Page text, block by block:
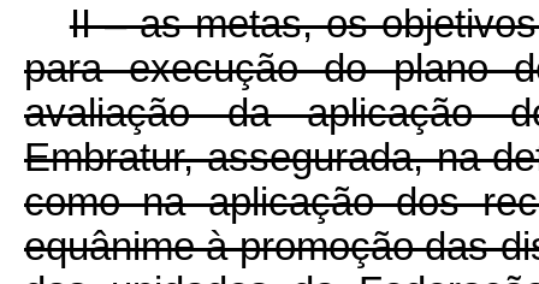
II – as metas, os
para execução do plano
avaliação da aplicação
Embratur, assegurada, na
como na aplicação dos
equânime à promoção das